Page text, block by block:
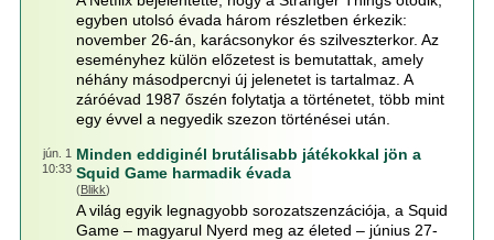
egyben utolsó évada három részletben érkezik:
november 26-án, karácsonykor és szilveszterkor. Az
eseményhez külön előzetest is bemutattak, amely
néhány másodpercnyi új jelenetet is tartalmaz. A
záróévad 1987 őszén folytatja a történetet, több mint
egy évvel a negyedik szezon történései után.
jún. 1
10:33
Minden eddiginél brutálisabb játékokkal jön a
Squid Game harmadik évada
(Blikk)
A világ egyik legnagyobb sorozatszenzációja, a Squid
Game – magyarul Nyerd meg az életed – június 27-